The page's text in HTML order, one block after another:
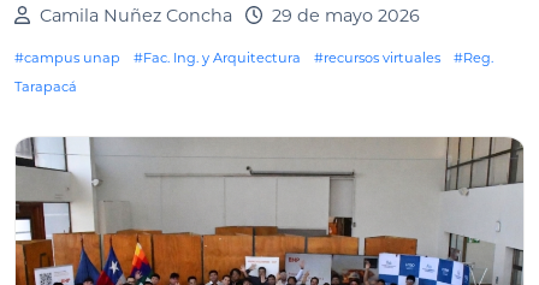
Camila Nuñez Concha 29 de mayo 2026
#campus unap #Fac. Ing. y Arquitectura #recursos virtuales
#Reg.
Tarapacá